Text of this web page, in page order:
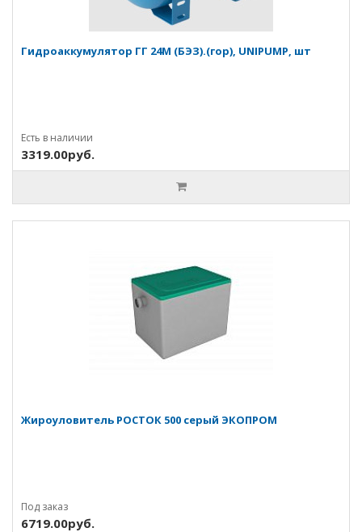
Гидроаккумулятор ГГ 24М (БЭЗ).(гор), UNIPUMP, шт
Есть в наличии
3319.00руб.
Жироуловитель РОСТОК 500 серый ЭКОПРОМ
Под заказ
6719.00руб.